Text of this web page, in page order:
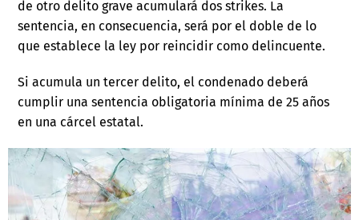
de otro delito grave acumulará dos strikes. La
sentencia, en consecuencia, será por el doble de lo
que establece la ley por reincidir como delincuente.
Si acumula un tercer delito, el condenado deberá
cumplir una sentencia obligatoria mínima de 25 años
en una cárcel estatal.